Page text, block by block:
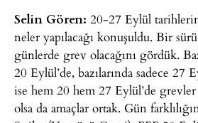
Selin Gören: 20-27 Eylül
neler yapılacağı konuşuldu. Bir
günlerde grev olacağını gördük.
20 Eylül’de, bazılarında sadece 27
ise hem 20 hem 27 Eylül’de
olsa da amaçlar ortak. Gün